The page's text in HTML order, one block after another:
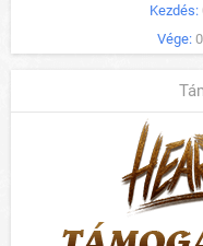
Kezdés:
Vége: